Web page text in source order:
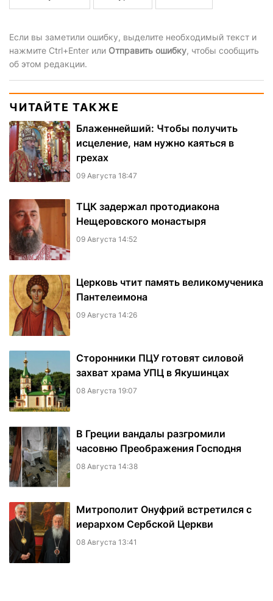
Если вы заметили ошибку, выделите необходимый текст и
нажмите Ctrl+Enter или Отправить ошибку, чтобы сообщить
об этом редакции.
ЧИТАЙТЕ ТАКЖЕ
Блаженнейший: Чтобы получить
исцеление, нам нужно каяться в
грехах
09 Августа 18:47
ТЦК задержал протодиакона
Нещеровского монастыря
09 Августа 14:52
Церковь чтит память великомученика
Пантелеимона
09 Августа 14:26
Сторонники ПЦУ готовят силовой
захват храма УПЦ в Якушинцах
08 Августа 19:07
В Греции вандалы разгромили
часовню Преображения Господня
08 Августа 14:38
Митрополит Онуфрий встретился с
иерархом Сербской Церкви
08 Августа 13:41